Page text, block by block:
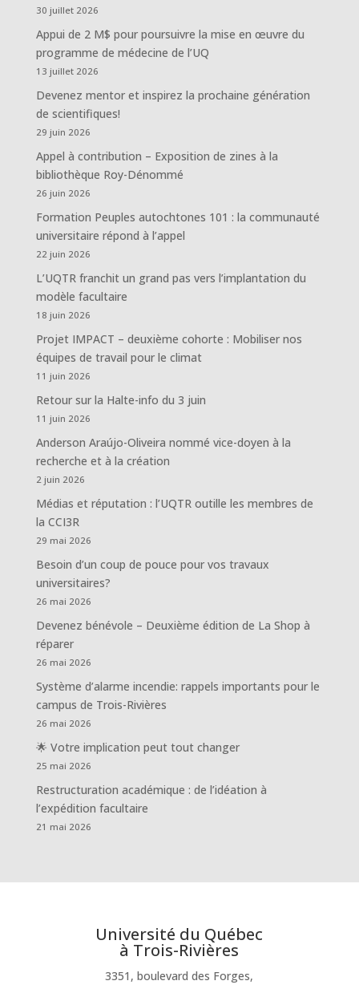
30 juillet 2026
Appui de 2 M$ pour poursuivre la mise en œuvre du
programme de médecine de l’UQ
13 juillet 2026
Devenez mentor et inspirez la prochaine génération
de scientifiques!
29 juin 2026
Appel à contribution – Exposition de zines à la
bibliothèque Roy-Dénommé
26 juin 2026
Formation Peuples autochtones 101 : la communauté
universitaire répond à l’appel
22 juin 2026
L’UQTR franchit un grand pas vers l’implantation du
modèle facultaire
18 juin 2026
Projet IMPACT – deuxième cohorte : Mobiliser nos
équipes de travail pour le climat
11 juin 2026
Retour sur la Halte-info du 3 juin
11 juin 2026
Anderson Araújo-Oliveira nommé vice-doyen à la
recherche et à la création
2 juin 2026
Médias et réputation : l’UQTR outille les membres de
la CCI3R
29 mai 2026
Besoin d’un coup de pouce pour vos travaux
universitaires?
26 mai 2026
Devenez bénévole – Deuxième édition de La Shop à
réparer
26 mai 2026
Système d’alarme incendie: rappels importants pour le
campus de Trois-Rivières
26 mai 2026
🌟 Votre implication peut tout changer
25 mai 2026
Restructuration académique : de l’idéation à
l’expédition facultaire
21 mai 2026
Université du Québec
à Trois-Rivières
3351, boulevard des Forges,